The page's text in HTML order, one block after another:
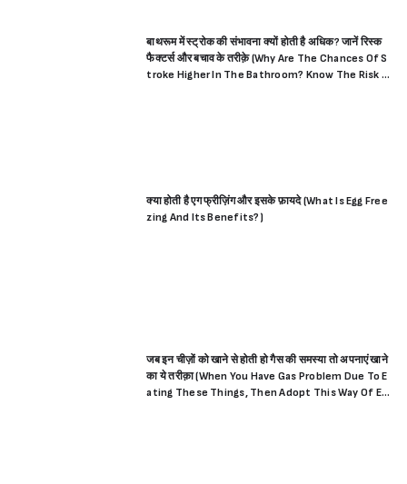
बाथरूम में स्ट्रोक की संभावना क्यों होती है अधिक? जानें रिस्क
फैक्टर्स और बचाव के तरीक़े (Why Are The Chances Of S
troke Higher In The Bathroom? Know The Risk F
क्या होती है एग फ्रीज़िंग और इसके फ़ायदे (What Is Egg Free
zing And Its Benefits?)
जब इन चीज़ों को खाने से होती हो गैस की समस्या तो अपनाएं खाने
का ये तरीक़ा (When You Have Gas Problem Due To E
ating These Things, Then Adopt This Way Of Ea